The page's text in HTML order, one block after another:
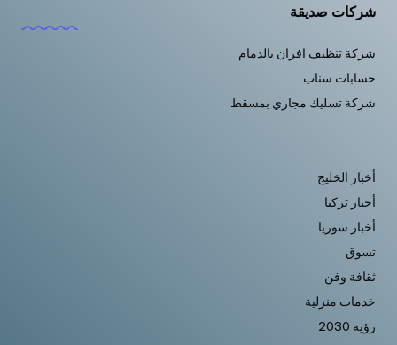
شركات صديقة
شركة تنظيف افران بالدمام
حسابات سناب
شركة تسليك مجاري بمسقط
أخبار الخليج
أخبار تركيا
أخبار سوريا
تسوق
ثقافة وفن
خدمات منزلية
رؤية 2030